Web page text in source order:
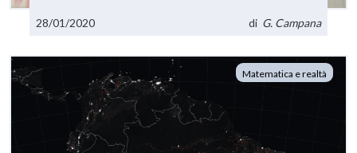
28/01/2020 di G. Campana
Matematica e realtà